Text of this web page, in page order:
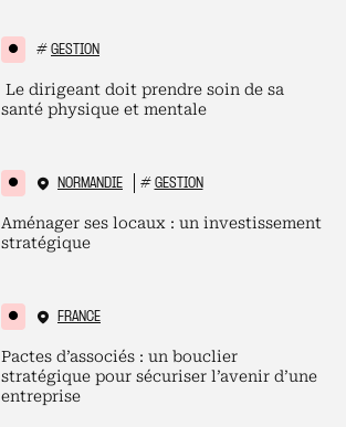
# GESTION
Le dirigeant doit prendre soin de sa
santé physique et mentale
NORMANDIE # GESTION
Aménager ses locaux : un investissement
stratégique
FRANCE
Pactes d’associés : un bouclier
stratégique pour sécuriser l’avenir d’une
entreprise